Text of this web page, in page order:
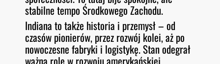
stabilne tempo Środkowego Zachodu.
Indiana to także historia i przemysł – od
czasów pionierów, przez rozwój kolei, aż po
nowoczesne fabryki i logistykę. Stan odegrał
ważną rolę w rozwoju amerykańskiej